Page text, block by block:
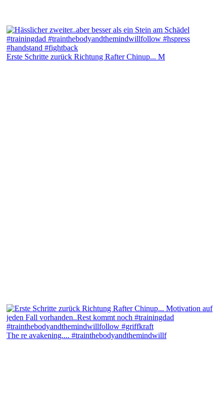
Erste Schritte zurück Richtung Rafter Chinup... M
The re avakening.... #trainthebodyandthemindwillf